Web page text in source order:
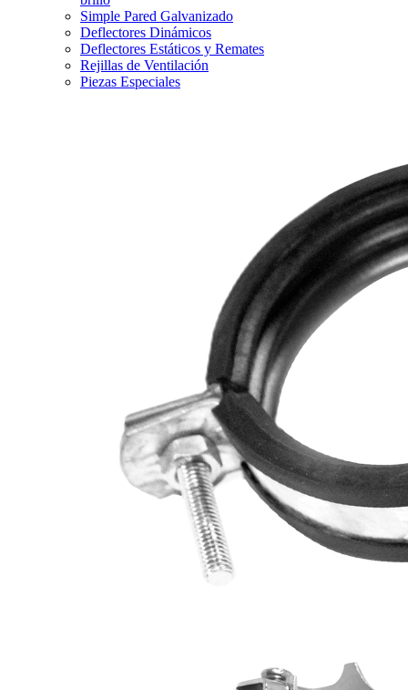
Simple Pared Galvanizado
Deflectores Dinámicos
Deflectores Estáticos y Remates
Rejillas de Ventilación
Piezas Especiales